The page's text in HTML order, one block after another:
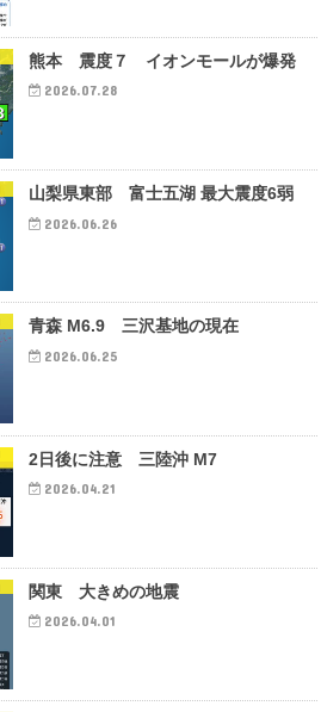
熊本 震度７ イオンモールが爆発
2026.07.28
山梨県東部 富士五湖 最大震度6弱
2026.06.26
青森 M6.9 三沢基地の現在
2026.06.25
2日後に注意 三陸沖 M7
2026.04.21
関東 大きめの地震
2026.04.01